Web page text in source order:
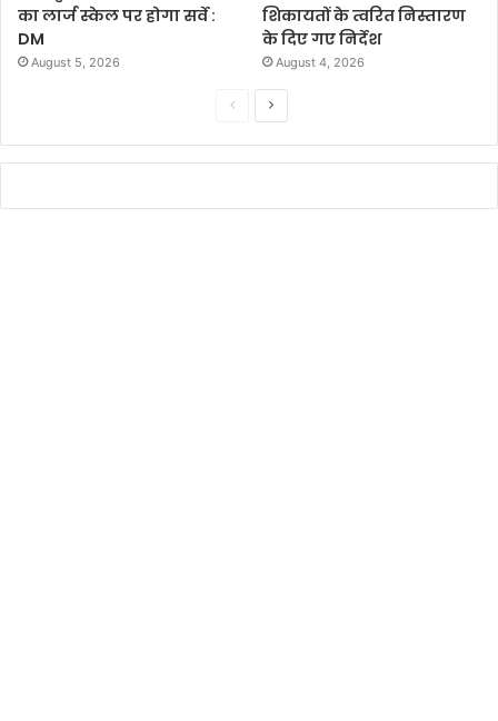
का लार्ज स्केल पर होगा सर्वे :
DM
August 5, 2026
शिकायतों के त्वरित निस्तारण
के दिए गए निर्देश
August 4, 2026
e
x